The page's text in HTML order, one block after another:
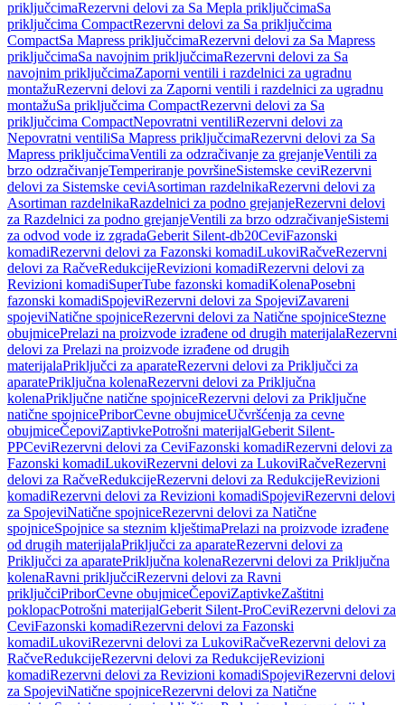
priključcimaRezervni delovi za Sa Mepla priključcimaSa
priključcima CompactRezervni delovi za Sa priključcima
CompactSa Mapress priključcimaRezervni delovi za Sa Mapress
priključcimaSa navojnim priključcimaRezervni delovi za Sa
navojnim priključcimaZaporni ventili i razdelnici za ugradnu
montažuRezervni delovi za Zaporni ventili i razdelnici za ugradnu
montažuSa priključcima CompactRezervni delovi za Sa
priključcima CompactNepovratni ventiliRezervni delovi za
Nepovratni ventiliSa Mapress priključcimaRezervni delovi za Sa
Mapress priključcimaVentili za odzračivanje za grejanjeVentili za
brzo odzračivanjeTemperiranje površineSistemske ceviRezervni
delovi za Sistemske ceviAsortiman razdelnikaRezervni delovi za
Asortiman razdelnikaRazdelnici za podno grejanjeRezervni delovi
za Razdelnici za podno grejanjeVentili za brzo odzračivanjeSistemi
za odvod vode iz zgradaGeberit Silent-db20CeviFazonski
komadiRezervni delovi za Fazonski komadiLukoviRačveRezervni
delovi za RačveRedukcijeRevizioni komadiRezervni delovi za
Revizioni komadiSuperTube fazonski komadiKolenaPosebni
fazonski komadiSpojeviRezervni delovi za SpojeviZavareni
spojeviNatične spojniceRezervni delovi za Natične spojniceStezne
obujmicePrelazi na proizvode izrađene od drugih materijalaRezervni
delovi za Prelazi na proizvode izrađene od drugih
materijalaPriključci za aparateRezervni delovi za Priključci za
aparatePriključna kolenaRezervni delovi za Priključna
kolenaPriključne natične spojniceRezervni delovi za Priključne
natične spojnicePriborCevne obujmiceUčvršćenja za cevne
obujmiceČepoviZaptivkePotrošni materijalGeberit Silent-
PPCeviRezervni delovi za CeviFazonski komadiRezervni delovi za
Fazonski komadiLukoviRezervni delovi za LukoviRačveRezervni
delovi za RačveRedukcijeRezervni delovi za RedukcijeRevizioni
komadiRezervni delovi za Revizioni komadiSpojeviRezervni delovi
za SpojeviNatične spojniceRezervni delovi za Natične
spojniceSpojnice sa steznim klještimaPrelazi na proizvode izrađene
od drugih materijalaPriključci za aparateRezervni delovi za
Priključci za aparatePriključna kolenaRezervni delovi za Priključna
kolenaRavni priključciRezervni delovi za Ravni
priključciPriborCevne obujmiceČepoviZaptivkeZaštitni
poklopacPotrošni materijalGeberit Silent-ProCeviRezervni delovi za
CeviFazonski komadiRezervni delovi za Fazonski
komadiLukoviRezervni delovi za LukoviRačveRezervni delovi za
RačveRedukcijeRezervni delovi za RedukcijeRevizioni
komadiRezervni delovi za Revizioni komadiSpojeviRezervni delovi
za SpojeviNatične spojniceRezervni delovi za Natične